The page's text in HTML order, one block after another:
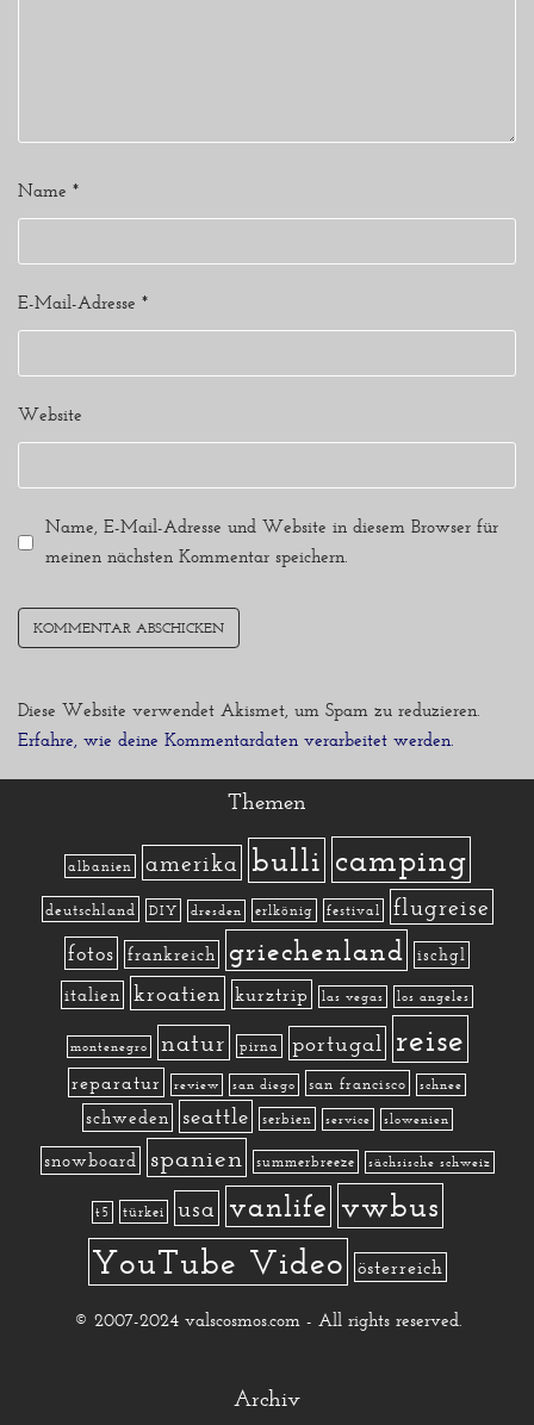
Name *
E-Mail-Adresse *
Website
Name, E-Mail-Adresse und Website in diesem Browser für
meinen nächsten Kommentar speichern.
Diese Website verwendet Akismet, um Spam zu reduzieren.
Erfahre, wie deine Kommentardaten verarbeitet werden.
Themen
albanien amerika bulli camping
deutschland DIY dresden erlkönig festival flugreise
fotos frankreich griechenland ischgl
italien kroatien kurztrip las vegas los angeles
montenegro natur pirna portugal reise
reparatur review san diego san francisco schnee
schweden seattle serbien service slowenien
snowboard spanien summerbreeze sächsische schweiz
t5 türkei usa vanlife vwbus
YouTube Video österreich
© 2007-2024 valscosmos.com - All rights reserved.
Archiv